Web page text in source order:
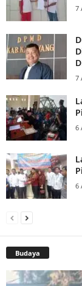
7
7
6
6
Budaya